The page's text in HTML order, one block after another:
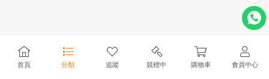
首頁 分類 追蹤 競標中 購物車 會員中心